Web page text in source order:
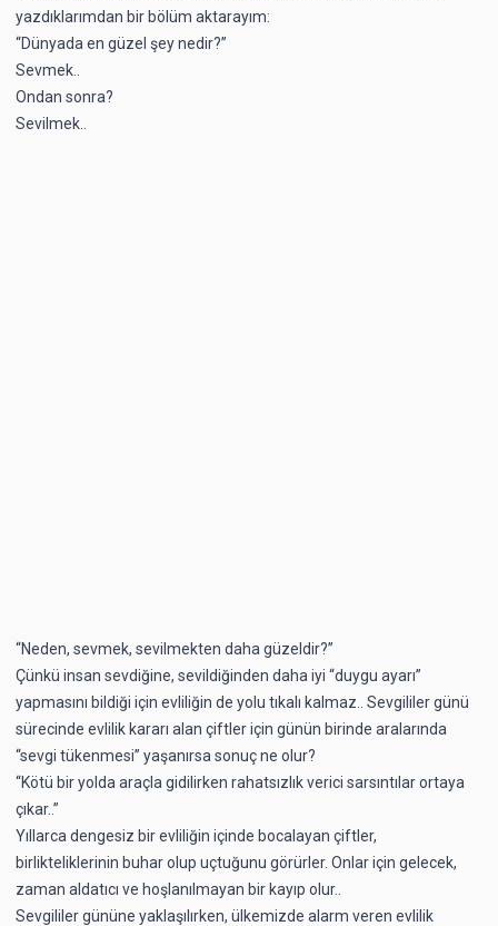
yazdıklarımdan bir bölüm aktarayım:
“Dünyada en güzel şey nedir?”
Sevmek..
Ondan sonra?
Sevilmek..
“Neden, sevmek, sevilmekten daha güzeldir?”
Çünkü insan sevdiğine, sevildiğinden daha iyi “duygu ayarı”
yapmasını bildiği için evliliğin de yolu tıkalı kalmaz.. Sevgililer günü
sürecinde evlilik kararı alan çiftler için günün birinde aralarında
“sevgi tükenmesi” yaşanırsa sonuç ne olur?
“Kötü bir yolda araçla gidilirken rahatsızlık verici sarsıntılar ortaya
çıkar..”
Yıllarca dengesiz bir evliliğin içinde bocalayan çiftler,
birlikteliklerinin buhar olup uçtuğunu görürler. Onlar için gelecek,
zaman aldatıcı ve hoşlanılmayan bir kayıp olur..
Sevgililer gününe yaklaşılırken, ülkemizde alarm veren evlilik